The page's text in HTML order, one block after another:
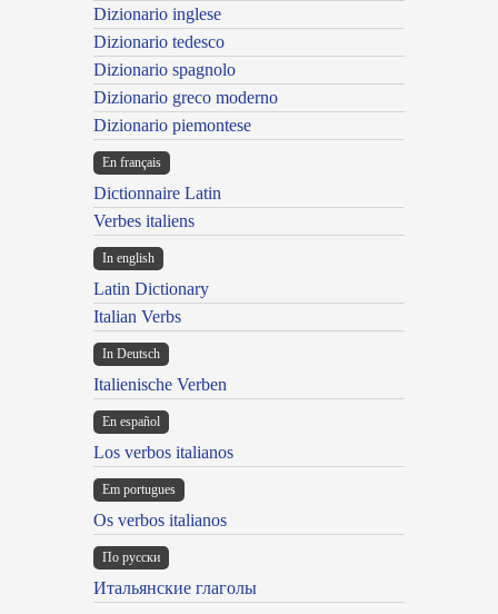
Dizionario inglese
Dizionario tedesco
Dizionario spagnolo
Dizionario greco moderno
Dizionario piemontese
En français
Dictionnaire Latin
Verbes italiens
In english
Latin Dictionary
Italian Verbs
In Deutsch
Italienische Verben
En español
Los verbos italianos
Em portugues
Os verbos italianos
По русски
Итальянские глаголы